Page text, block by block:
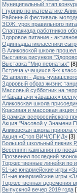
Муниципальный этап
I турнир по математике
Районный фестиваль
ЗОЖ: урок правильного
Спартакиада работников
Здоровое питание -
Одиннадцатиклассники
В Аликовской школе
Выставка рисунков
Выставка "Мир пернатых" [8]
Встреча учащихся 9-х
25 апреля - День
Здоровый образ жизни:
Массовый субботник на
«Чăваш ачи чăвашах»
Аликовская школа
Красивая и массовая
В рамках всероссийского
Акция "Часовой у Знамени
Аликовская школа приняла
Акция «Стоп ВИЧ/СПИД» [3]
Большой школьный пикник
Весенняя кампания по
Прозвенел последний
Торжественные линейки по
51-ые юнармейские игры
51-ые юнармейские игры
Торжественная церемония
Выпускной вечер 2019 года